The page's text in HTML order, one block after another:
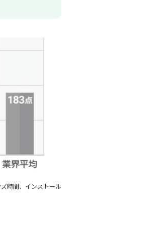
時間、インストール